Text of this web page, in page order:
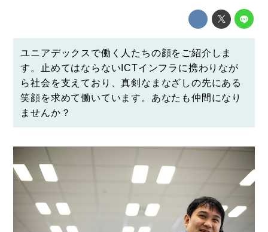
コラム
特集
トピックス
ユニアデックスで働く人たちの顔をご紹介しま
す。止めてはならないICTインフラに携わりなが
ら社会を支えており、真剣なまなざしの先にある
笑顔を求めて働いています。あなたも仲間になり
ませんか？